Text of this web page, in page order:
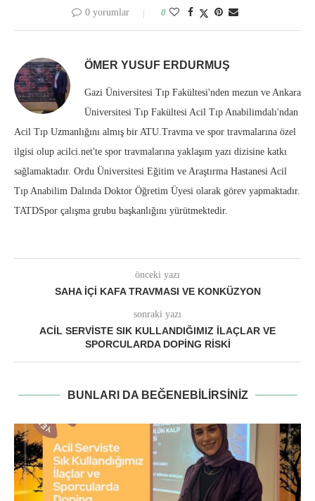
0 yorumlar 0
ÖMER YUSUF ERDURMUŞ
Gazi Üniversitesi Tıp Fakültesi'nden mezun ve Ankara
Üniversitesi Tıp Fakültesi Acil Tıp Anabilimdalı'ndan
Acil Tıp Uzmanlığını almış bir ATU.Travma ve spor travmalarına özel
ilgisi olup acilci.net'te spor travmalarına yaklaşım yazı dizisine katkı
sağlamaktadır. Ordu Üniversitesi Eğitim ve Araştırma Hastanesi Acil
Tıp Anabilim Dalında Doktor Öğretim Üyesi olarak görev yapmaktadır.
TATDSpor çalışma grubu başkanlığını yürütmektedir.
önceki yazı
SAHA İÇI KAFA TRAVMASI VE KONKÜZYON
sonraki yazı
ACIL SERVISTE SIK KULLANDIĞIMIZ İLAÇLAR VE
SPORCULARDA DOPING RISKI
BUNLARI DA BEĞENEBILIRSINIZ